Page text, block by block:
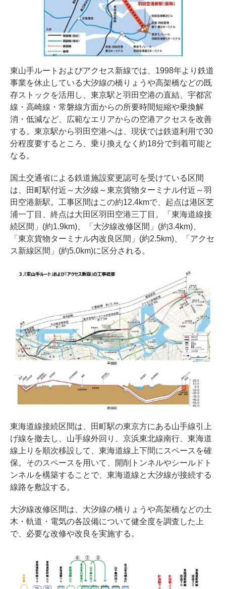
東山手ルートおよびアクセス新線では、1998年より鉄道
事業を休止している大汐線の橋りょうや高架橋などの既
存ストックを活用し、東京駅と羽田空港の直結、宇都宮
線・高崎線・常磐線方面からの所要時間短縮や乗換解
消・低減など、広範なエリアからの空港アクセスを改善
する。東京駅から羽田空港へは、現状では鉄道利用で30
分程度要するところ、乗り換えなく約18分で到着可能と
なる。
国土交通省による鉄道施設変更認可を受けている区間
は、田町駅付近～大汐線～東京貨物ターミナル付近～羽
田空港新駅。工事区間はこの約12.4kmで、起点は港区芝
浦一丁目、終点は大田区羽田空港三丁目。「東海道線接
続区間」(約1.9km)、「大汐線改修区間」(約3.4km)、
「東京貨物ターミナル内改良区間」(約2.5km)、「アクセ
ス新線区間」(約5.0km)に区分される。
東海道線接続区間は、田町駅の東京方にある山手線引上
げ線を撤去し、山手線外回り、京浜東北線南行、東海道
線上りを順次移設して、東海道線上下間にスペースを確
保。そのスペースを用いて、開削トンネルやシールドト
ンネルを構築することで、東海道線と大汐線が接続する
線路を敷設する。
大汐線改修区間は、大汐線の橋りょうや高架橋などの土
木・軌道・電気の各設備について健全度を調査した上
で、必要な改修や改良を実施する。